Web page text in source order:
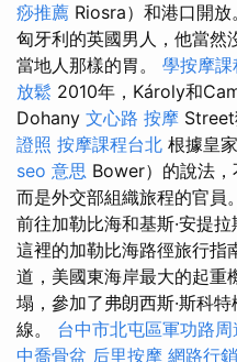
痧推薦 Riosra）和港口開
匈牙利的英國男人，他當然
當地人那樣的胃。 學按摩課
放鬆 2010年，Károly和
Dohany 文心路 按摩 Street
證照 按摩課程台北 根據皇
seo 意思 Bower）的說法，
而是外交部組織旅程的官員
前往加勒比海和基斯·安提
這裡的加勒比海路徑旅行指
道，美國東海岸最大的起重
塌，參加了弗朗西斯·斯科
線。 台中市北屯區軍功路
中喬骨盆 后里按摩 網路行